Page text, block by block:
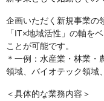
企画いただく新規事業の
「IT×地域活性」の軸を
ことが可能です。
＊一例：水産業・林業
領域、バイオテック領
＜具体的な業務内容＞